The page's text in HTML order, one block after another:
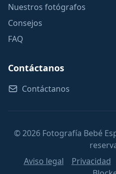
Nuestros fotógrafos
Consejos
FAQ
Contáctanos
Contáctanos
© 2026 Fotografía Bebé
Aviso legal
Privacidad